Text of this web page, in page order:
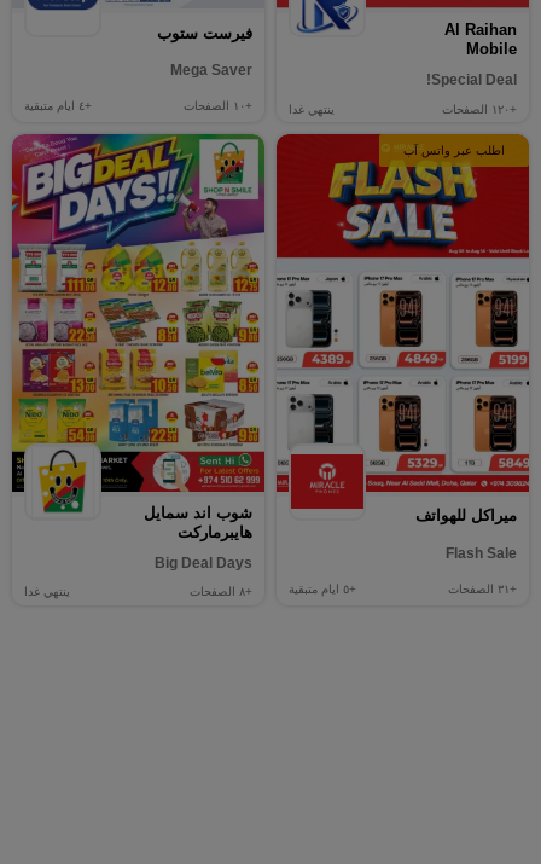
Al Raihan
Mobile
Special Deal!
+١٢٠ الصفحات ينتهي غدا
فيرست ستوب
Mega Saver
+١٠ الصفحات +٤ ايام متبقية
اطلب عبر واتس آب
ميراكل للهواتف
Flash Sale
+٣١ الصفحات +٥ ايام متبقية
شوب اند سمايل
هايبرماركت
Big Deal Days
+٨ الصفحات ينتهي غدا